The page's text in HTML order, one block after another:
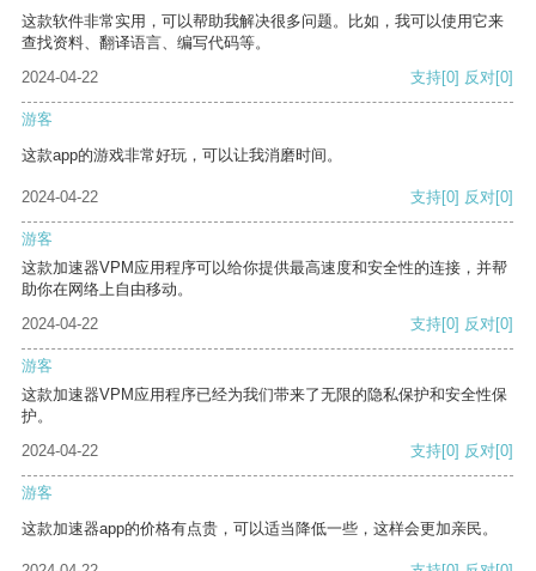
这款软件非常实用，可以帮助我解决很多问题。比如，我可以使用它来
查找资料、翻译语言、编写代码等。
2024-04-22
支持[0] 反对[0]
游客
这款app的游戏非常好玩，可以让我消磨时间。
2024-04-22 支持[0] 反对[0]
游客
这款加速器VPM应用程序可以给你提供最高速度和安全性的连接，并帮
助你在网络上自由移动。
2024-04-22
支持[0] 反对[0]
游客
这款加速器VPM应用程序已经为我们带来了无限的隐私保护和安全性保
护。
2024-04-22
支持[0] 反对[0]
游客
这款加速器app的价格有点贵，可以适当降低一些，这样会更加亲民。